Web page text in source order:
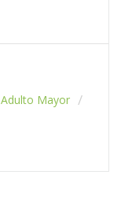
Adulto Mayor